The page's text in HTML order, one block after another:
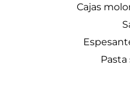
Cajas